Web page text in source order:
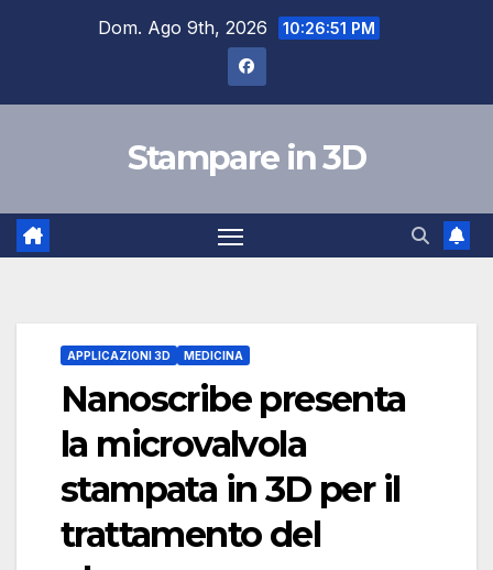
Dom. Ago 9th, 2026 10:26:52 PM
Stampare in 3D
APPLICAZIONI 3D MEDICINA
Nanoscribe presenta
la microvalvola
stampata in 3D per il
trattamento del